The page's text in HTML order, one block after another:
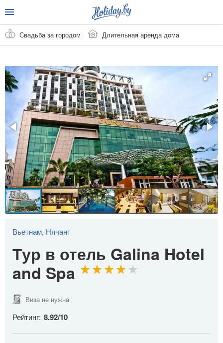
Свадьба за городом Длительная аренда дома
Вьетнам, Нячанг
Тур в отель Galina Hotel
and Spa
Виза не нужна
Рейтинг: 8.92/10